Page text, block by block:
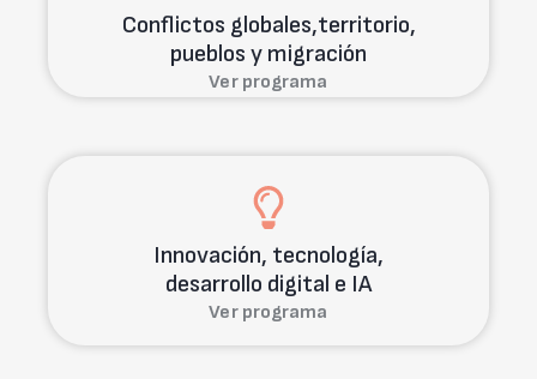
Conflictos globales,territorio,
pueblos y migración
Ver programa
Innovación, tecnología,
desarrollo digital e IA
Ver programa